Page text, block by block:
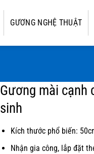
GƯƠNG NGHỆ THUẬT
Gương mài cạnh
sinh
Kích thước phổ biến:
Nhận gia công, lắp đặt